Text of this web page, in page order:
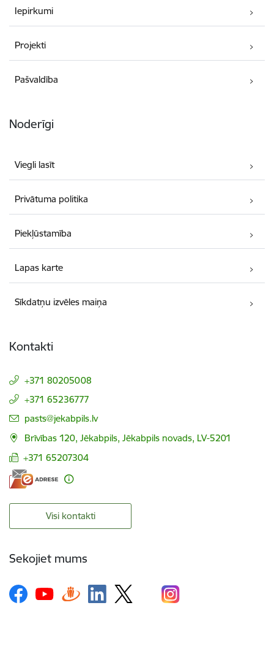
Iepirkumi
Projekti
Pašvaldība
Noderīgi
Viegli lasīt
Privātuma politika
Piekļūstamība
Lapas karte
Sīkdatņu izvēles maiņa
Kontakti
+371 80205008
+371 65236777
E-pasts:
pasts@jekabpils.lv
Brīvības 120, Jēkabpils, Jēkabpils novads, LV-5201
+371 65207304
Visi kontakti
Sekojiet mums